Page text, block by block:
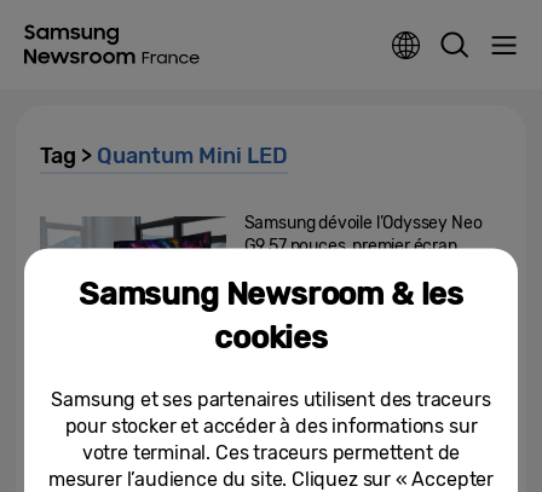
Tag > Quantum Mini LED
Samsung dévoile l’Odyssey Neo
G9 57 pouces, premier écran
ses téléviseurs MICRO LED, Neo
QLED et Lifestyle 2022
05-01-2022
Samsung Newsroom & les
cookies
Samsung et ses partenaires utilisent des traceurs
pour stocker et accéder à des informations sur
votre terminal. Ces traceurs permettent de
mesurer l’audience du site. Cliquez sur « Accepter